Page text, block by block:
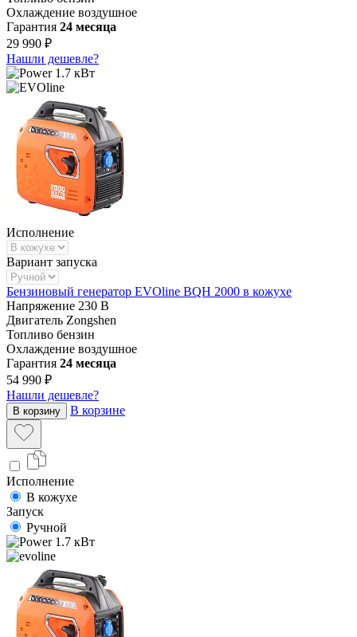
Охлаждение воздушное
Гарантия 24 месяца
29 990 ₽
Нашли дешевле?
1.7 кВт
Исполнение
Вариант запуска
Бензиновый генератор EVOline BQH 2000 в кожухе
Напряжение 230 В
Двигатель Zongshen
Топливо бензин
Охлаждение воздушное
Гарантия 24 месяца
54 990 ₽
Нашли дешевле?
В корзину В корзине
Исполнение
В кожухе
Запуск
Ручной
1.7 кВт